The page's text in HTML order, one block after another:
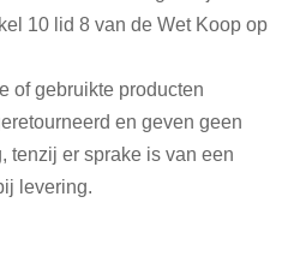
10 lid 8 van de Wet Koop op
of gebruikte producten
en geven geen
tenzij er sprake is van een
levering.